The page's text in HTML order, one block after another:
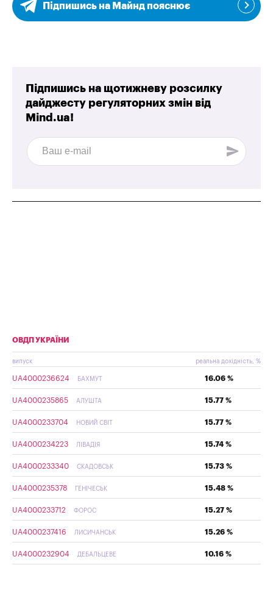
Підпишись на Майнд пояснює
Підпишись на щотижневу розсилку
дайджесту регуляторних змін від
Mind.ua!
ОВДП УКРАЇНИ
випуск реальна дохідність, %
UA4000236624 БАХМУТ 16.06 %
UA4000235865 АЛУШТА 15.77 %
UA4000233704 НОВИЙ СВІТ 15.77 %
UA4000234223 ЛІВАДІЯ 15.74 %
UA4000233340 СКАДОВСЬК 15.73 %
UA4000235378 ГЕНІЧЕСЬК 15.48 %
UA4000233712 ФОРОС 15.27 %
UA4000237416 ЛИСИЧАНСЬК 15.26 %
UA4000232904 ДЕБАЛЬЦЕВЕ 10.16 %